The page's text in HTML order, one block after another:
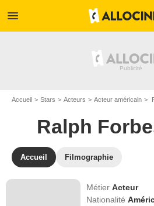
menu
Accueil Stars Acteurs Acteur américain
Ralph
Accueil Filmographie
MétierActeur
Nationalité